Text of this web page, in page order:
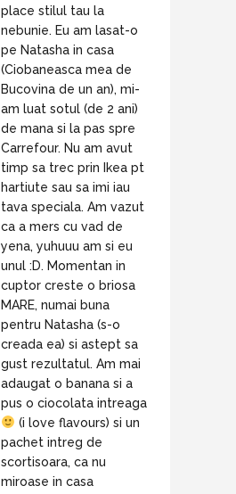
place stilul tau la
nebunie. Eu am lasat-o
pe Natasha in casa
(Ciobaneasca mea de
Bucovina de un an), mi-
am luat sotul (de 2 ani)
de mana si la pas spre
Carrefour. Nu am avut
timp sa trec prin Ikea pt
hartiute sau sa imi iau
tava speciala. Am vazut
ca a mers cu vad de
yena, yuhuuu am si eu
unul :D. Momentan in
cuptor creste o briosa
MARE, numai buna
pentru Natasha (s-o
creada ea) si astept sa
gust rezultatul. Am mai
adaugat o banana si a
pus o ciocolata intreaga
(i love flavours) si un
pachet intreg de
scortisoara, ca nu
miroase in casa